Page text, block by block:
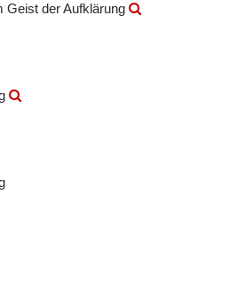
Geist der Aufklärung